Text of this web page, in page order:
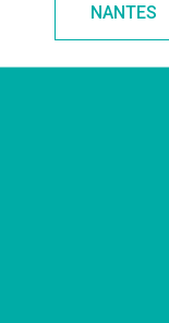
NANTES